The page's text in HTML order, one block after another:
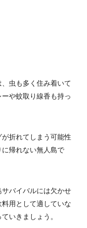
虫も多く住み着いて
や蚊取り線香も持っ
折れてしまう可能性
帰れない無人島で
バイバルには欠かせ
用として適していな
いきましょう。